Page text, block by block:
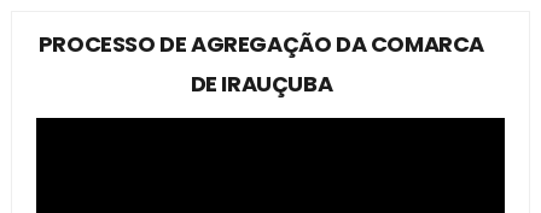
PROCESSO DE AGREGAÇÃO DA COMARCA
DE IRAUÇUBA